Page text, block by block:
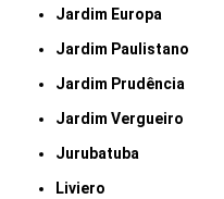
Jardim Europa
Jardim Paulistano
Jardim Prudência
Jardim Vergueiro
Jurubatuba
Liviero